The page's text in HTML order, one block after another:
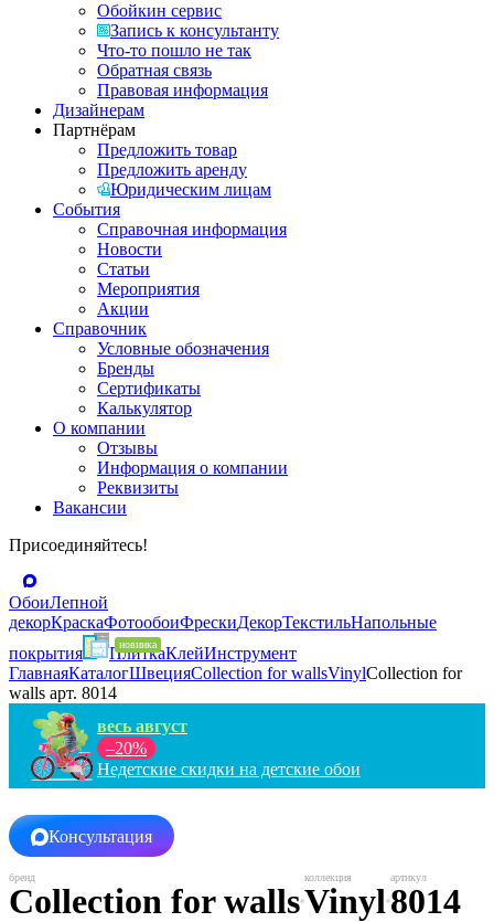
Обойкин сервис
Запись к консультанту
Что-то пошло не так
Обратная связь
Правовая информация
Дизайнерам
Партнёрам
Предложить товар
Предложить аренду
Юридическим лицам
События
Справочная информация
Новости
Статьи
Мероприятия
Акции
Справочник
Условные обозначения
Бренды
Сертификаты
Калькулятор
О компании
Отзывы
Информация о компании
Реквизиты
Вакансии
Присоединяйтесь!
ОбоиЛепной
декорКраскаФотообоиФрескиДекорТекстильНапольные
покрытия
ПлиткаКлейИнструмент
ГлавнаяКаталогШвецияCollection for wallsVinylCollection for
walls арт. 8014
весь август
–20%
Недетские скидки на детские обои
Консультация
Collection for wallsVinyl8014